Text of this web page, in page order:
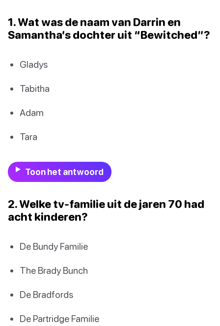
1. Wat was de naam van Darrin en
Samantha’s dochter uit “Bewitched”?
Gladys
Tabitha
Adam
Tara
Toon het antwoord
2. Welke tv-familie uit de jaren 70 had
acht kinderen?
De Bundy Familie
The Brady Bunch
De Bradfords
De Partridge Familie